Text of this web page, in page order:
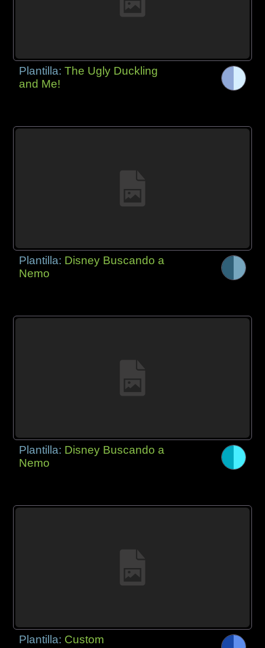
Plantilla:The Ugly Duckling
and Me!
Plantilla: Disney Buscando a
Nemo
Plantilla: Disney Buscando a
Nemo
Plantilla: Custom